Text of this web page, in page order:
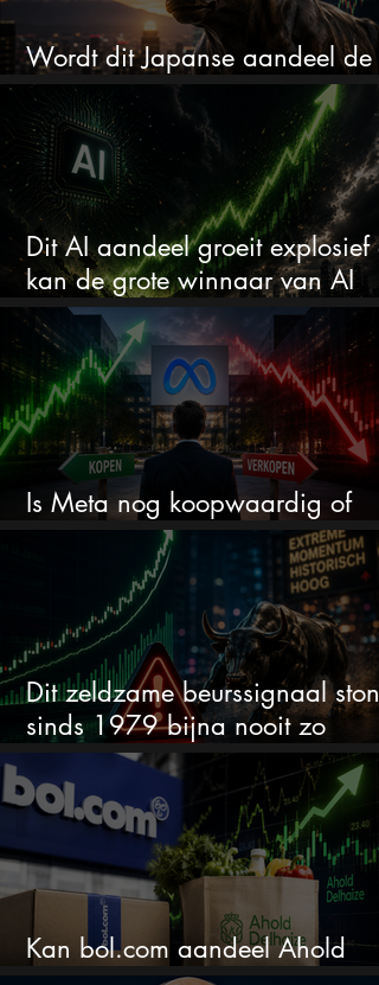
Wordt dit Japanse aandeel de
comeback kid van 2026?
Dit AI aandeel groeit explosief
kan de grote winnaar van AI
worden
Is Meta nog koopwaardig of
wordt het tijd om te verkopen?
Dit zeldzame beurssignaal stond
sinds 1979 bijna nooit zo
extreem
Kan bol.com aandeel Ahold